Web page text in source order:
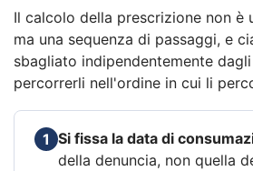
Il calcolo della prescrizione non è
ma una sequenza di passaggi, e
sbagliato indipendentemente
percorrerli nell'ordine in cui li
1 Si fissa la data di
della denuncia, non quella